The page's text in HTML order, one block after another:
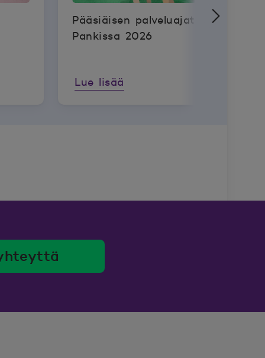
Pääsiäisen palveluajat POP
Pankissa 2026
Lue lisää